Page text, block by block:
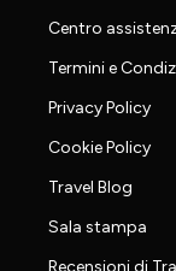
Centro
Termini e
Privacy Policy
Cookie Policy
Travel Blog
Sala stampa
Recensioni di